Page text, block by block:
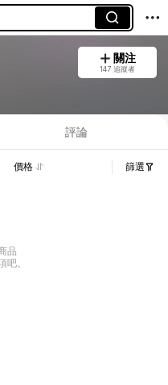
關注
147 追蹤者
評論
價格 篩選
品
吧。